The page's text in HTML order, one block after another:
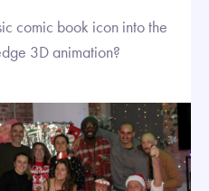
comic book icon into the
3D animation?